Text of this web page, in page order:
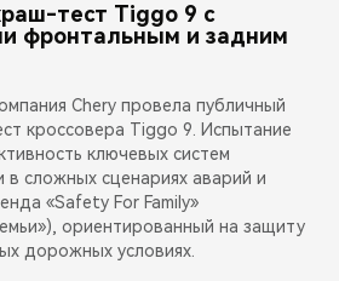
тест Tiggo 9 с
фронтальным и задним
Chery провела публичный
кроссовера Tiggo 9. Испытание
ключевых систем
в сложных сценариях аварий и
«Safety For Family»
ориентированный на защиту
дорожных условиях.